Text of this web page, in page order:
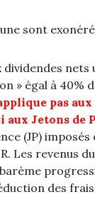
sont
dividendes
» égal à 40%
pas
aux Jetons de
(JP) imposés
Les revenus
des